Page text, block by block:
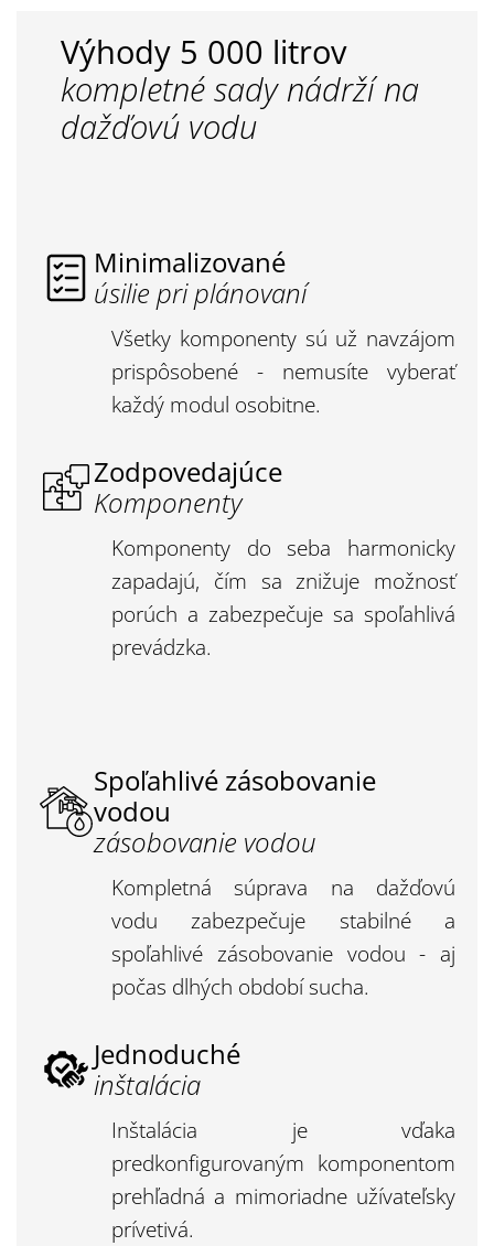
Výhody 5 000 litrov
kompletné sady nádrží na
dažďovú vodu
Minimalizované
úsilie pri plánovaní
Všetky komponenty sú už navzájom
prispôsobené - nemusíte vyberať
každý modul osobitne.
Zodpovedajúce
Komponenty
Komponenty do seba harmonicky
zapadajú, čím sa znižuje možnosť
porúch a zabezpečuje sa spoľahlivá
prevádzka.
Spoľahlivé zásobovanie
vodou
zásobovanie vodou
Kompletná súprava na dažďovú
vodu zabezpečuje stabilné a
spoľahlivé zásobovanie vodou - aj
počas dlhých období sucha.
Jednoduché
inštalácia
Inštalácia je vďaka
predkonfigurovaným komponentom
prehľadná a mimoriadne užívateľsky
prívetivá.